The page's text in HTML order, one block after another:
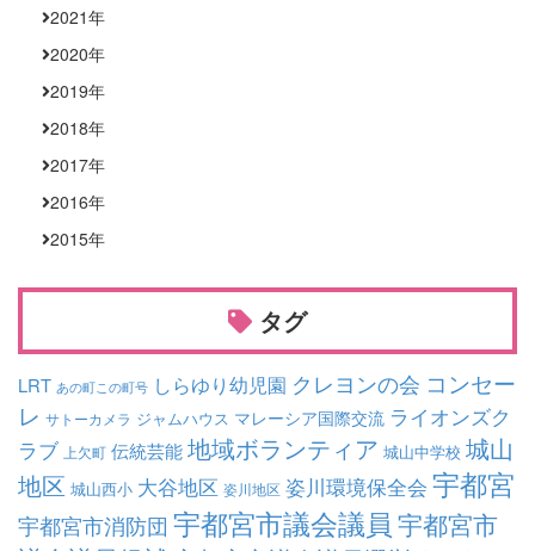
2021年
2020年
2019年
2018年
2017年
2016年
2015年
タグ
LRT あの町この町号 しらゆり幼児園 クレヨンの会 コンセー
レ サトーカメラ ジャムハウス マレーシア国際交流 ライオンズク
ラブ 上欠町 伝統芸能地域ボランティア 城山中学校 城山
地区 城山西小 大谷地区 姿川地区 姿川環境保全会 宇都宮
宇都宮市消防団 宇都宮市議会議員 宇都宮市